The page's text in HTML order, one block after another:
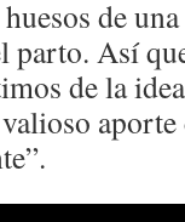
de
Así
de la